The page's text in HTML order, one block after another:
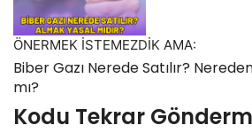
ÖNERMEK İSTEMEZDİK AMA:
Biber Gazı Nerede Satılır?
mı?
Kodu Tekrar